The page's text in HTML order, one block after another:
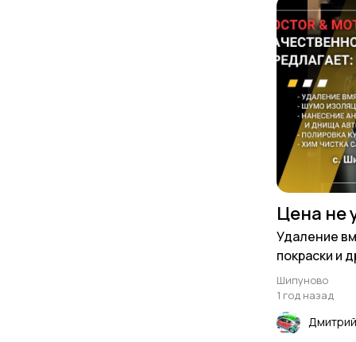
Цена не
Удаление
покраски и
кузовных
Шипуново
1 год назад